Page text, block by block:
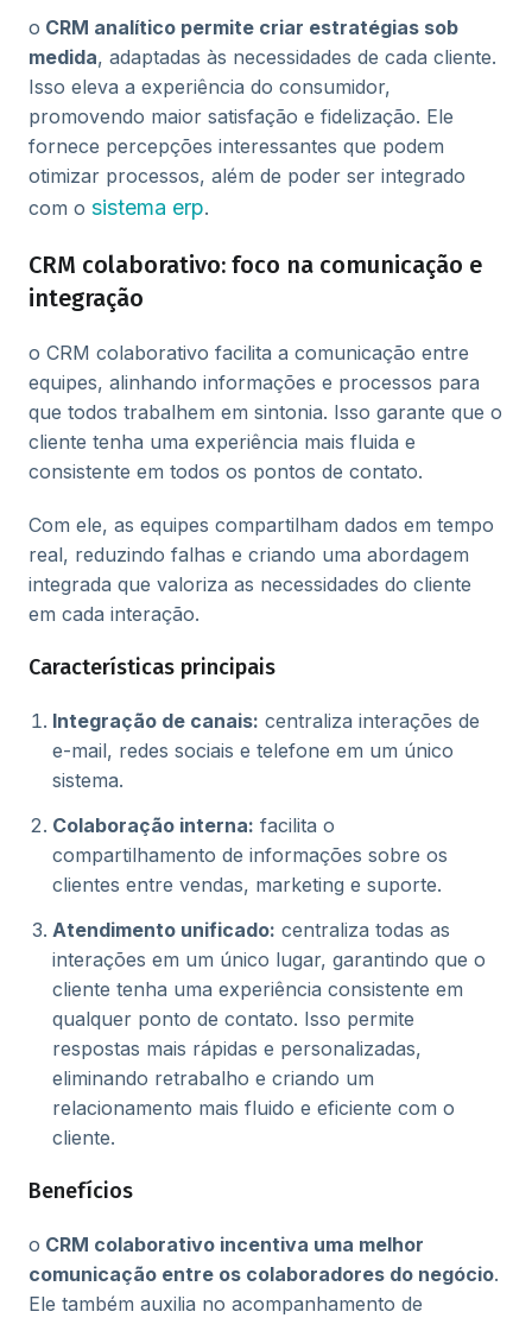
o CRM analítico permite criar estratégias sob
medida, adaptadas às necessidades de cada cliente.
Isso eleva a experiência do consumidor,
promovendo maior satisfação e fidelização. Ele
fornece percepções interessantes que podem
otimizar processos, além de poder ser integrado
com o sistema erp.
CRM colaborativo: foco na comunicação e
integração
o CRM colaborativo facilita a comunicação entre
equipes, alinhando informações e processos para
que todos trabalhem em sintonia. Isso garante que o
cliente tenha uma experiência mais fluida e
consistente em todos os pontos de contato.
Com ele, as equipes compartilham dados em tempo
real, reduzindo falhas e criando uma abordagem
integrada que valoriza as necessidades do cliente
em cada interação.
Características principais
Integração de canais: centraliza interações de
e-mail, redes sociais e telefone em um único
sistema.
Colaboração interna: facilita o
compartilhamento de informações sobre os
clientes entre vendas, marketing e suporte.
Atendimento unificado: centraliza todas as
interações em um único lugar, garantindo que o
cliente tenha uma experiência consistente em
qualquer ponto de contato. Isso permite
respostas mais rápidas e personalizadas,
eliminando retrabalho e criando um
relacionamento mais fluido e eficiente com o
cliente.
Benefícios
o CRM colaborativo incentiva uma melhor
comunicação entre os colaboradores do negócio.
Ele também auxilia no acompanhamento de